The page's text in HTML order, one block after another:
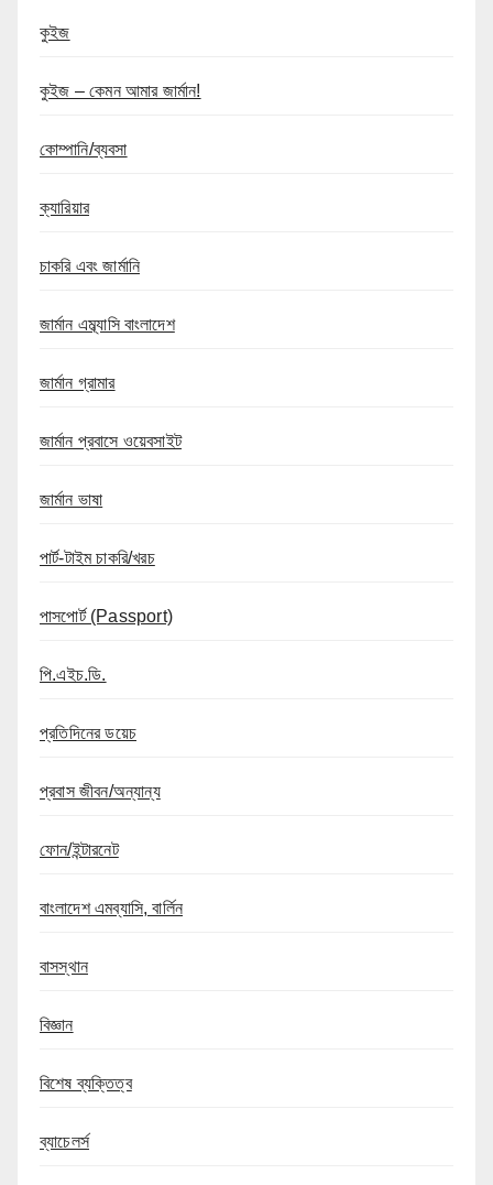
কুইজ
কুইজ – কেমন আমার জার্মান!
কোম্পানি/ব্যবসা
ক্যারিয়ার
চাকরি এবং জার্মানি
জার্মান এম্ব্যাসি বাংলাদেশ
জার্মান গ্রামার
জার্মান প্রবাসে ওয়েবসাইট
জার্মান ভাষা
পার্ট-টাইম চাকরি/খরচ
পাসপোর্ট (Passport)
পি.এইচ.ডি.
প্রতিদিনের ডয়েচ
প্রবাস জীবন/অন্যান্য
ফোন/ইন্টারনেট
বাংলাদেশ এমব্যাসি, বার্লিন
বাসস্থান
বিজ্ঞান
বিশেষ ব্যক্তিত্ব
ব্যাচেলর্স